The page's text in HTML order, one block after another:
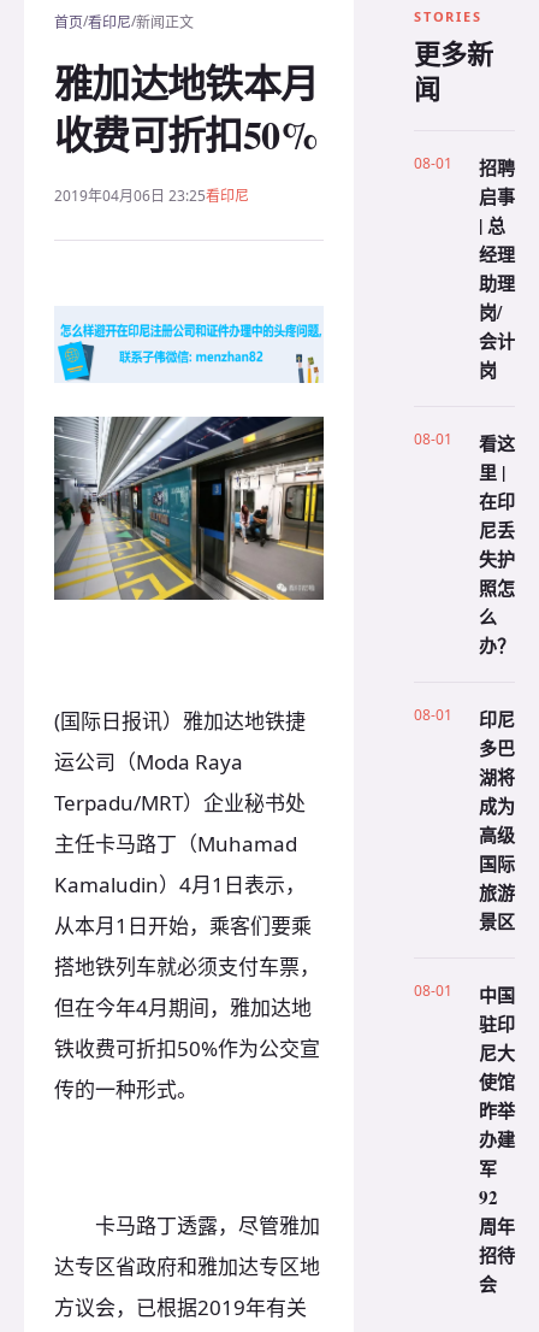
首页/看印尼/新闻正文
雅加达地铁本月
收费可折扣50%
2019年04月06日 23:25看印尼
(国际日报讯）雅加达地铁捷
运公司（Moda Raya
Terpadu/MRT）企业秘书处
主任卡马路丁（Muhamad
Kamaludin）4月1日表示，
从本月1日开始，乘客们要乘
搭地铁列车就必须支付车票，
但在今年4月期间，雅加达地
铁收费可折扣50%作为公交宣
传的一种形式。
卡马路丁透露，尽管雅加
达专区省政府和雅加达专区地
方议会，已根据2019年有关
STORIES
更多新
闻
08-01
招聘
启事
| 总
经理
助理
岗/
会计
岗
08-01
看这
里 |
在印
尼丢
失护
照怎
么
办？
08-01
印尼
多巴
湖将
成为
高级
国际
旅游
景区
08-01
中国
驻印
尼大
使馆
昨举
办建
军
92
周年
招待
会